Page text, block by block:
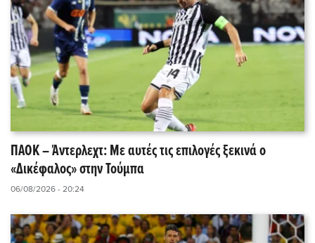
ΠΑΟΚ – Άντερλεχτ: Με αυτές τις επιλογές ξεκινά ο
«Δικέφαλος» στην Τούμπα
06/08/2026 - 20:24